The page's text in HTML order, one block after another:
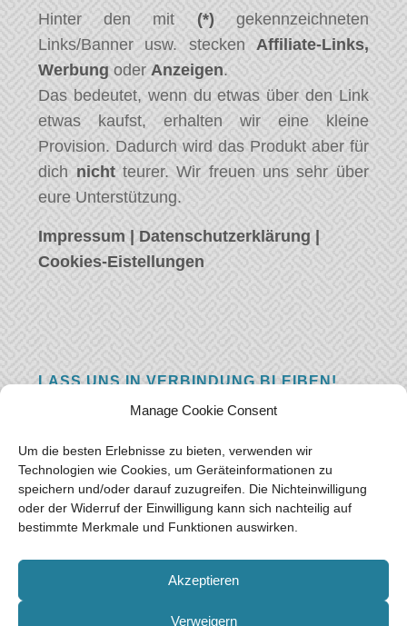
Manage Cookie Consent
Um die besten Erlebnisse zu bieten, verwenden wir
Technologien wie Cookies, um Geräteinformationen zu
speichern und/oder darauf zuzugreifen. Die Nichteinwilligung
oder der Widerruf der Einwilligung kann sich nachteilig auf
bestimmte Merkmale und Funktionen auswirken.
Akzeptieren
Verweigern
Hinter den mit (*) gekennzeichneten
Links/Banner usw. stecken Affiliate-Links,
Werbung oderAnzeigen.
Das bedeutet, wenn du etwas über den Link
etwas kaufst, erhalten wir eine kleine
Provision. Dadurch wird das Produkt aber für
dich nichtteurer. Wir freuen uns sehr über
eure Unterstützung.
Impressum Datenschutzerklärung
Cookies-Eistellungen
LASS UNS IN VERBINDUNG BLEIBEN!
Hast eine Frage, einen Kommentar, oder
von euch hören! Hinterlasse uns eine
Nachricht und wir werden so schnell wie
möglich antworten.Vielen Dank!
E-mail:freeoceantravelers [at] gmail.com